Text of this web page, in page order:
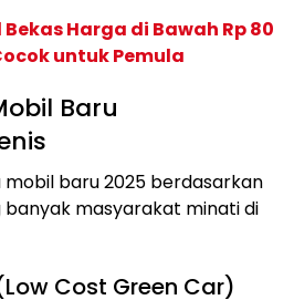
Bekas Harga di Bawah Rp 80
untuk Pemula
Baru
baru 2025 berdasarkan
banyak masyarakat minati di
Cost Green Car)